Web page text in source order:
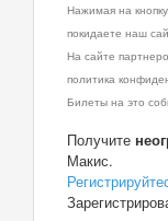
Нажимая на
покидаете наш
На сайте
политика
Билеты на это
Получите
Макис.